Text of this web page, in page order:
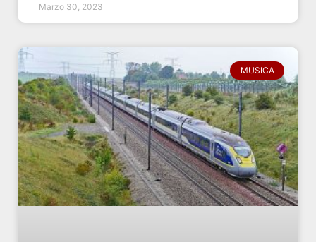
Marzo 30, 2023
MUSICA